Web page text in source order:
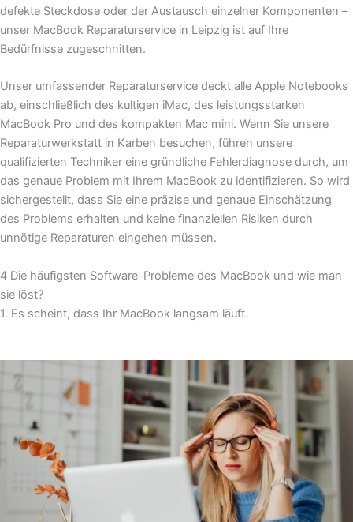
defekte Steckdose oder der Austausch einzelner Komponenten –
unser MacBook Reparaturservice in Leipzig ist auf Ihre
Bedürfnisse zugeschnitten.
Unser umfassender Reparaturservice deckt alle Apple Notebooks
ab, einschließlich des kultigen iMac, des leistungsstarken
MacBook Pro und des kompakten Mac mini. Wenn Sie unsere
Reparaturwerkstatt in Karben besuchen, führen unsere
qualifizierten Techniker eine gründliche Fehlerdiagnose durch, um
das genaue Problem mit Ihrem MacBook zu identifizieren. So wird
sichergestellt, dass Sie eine präzise und genaue Einschätzung
des Problems erhalten und keine finanziellen Risiken durch
unnötige Reparaturen eingehen müssen.
4 Die häufigsten Software-Probleme des MacBook und wie man
sie löst?
1. Es scheint, dass Ihr MacBook langsam läuft.